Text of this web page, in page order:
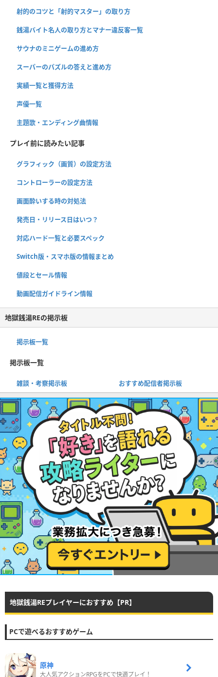
射的のコツと「射的マスター」の取り方
銭湯バイト名人の取り方とマナー違反客一覧
サウナのミニゲームの進め方
スーパーのパズルの答えと進め方
実績一覧と獲得方法
声優一覧
主題歌・エンディング曲情報
プレイ前に読みたい記事
グラフィック（画質）の設定方法
コントローラーの設定方法
画面酔いする時の対処法
発売日・リリース日はいつ？
対応ハード一覧と必要スペック
Switch版・スマホ版の情報まとめ
値段とセール情報
動画配信ガイドライン情報
地獄銭湯REの掲示板
掲示板一覧
掲示板一覧
雑談・考察掲示板 おすすめ配信者掲示板
地獄銭湯REプレイヤーにおすすめ【PR】
PCで遊べるおすすめゲーム
原神
大人気アクションRPGをPCで快適プレイ！